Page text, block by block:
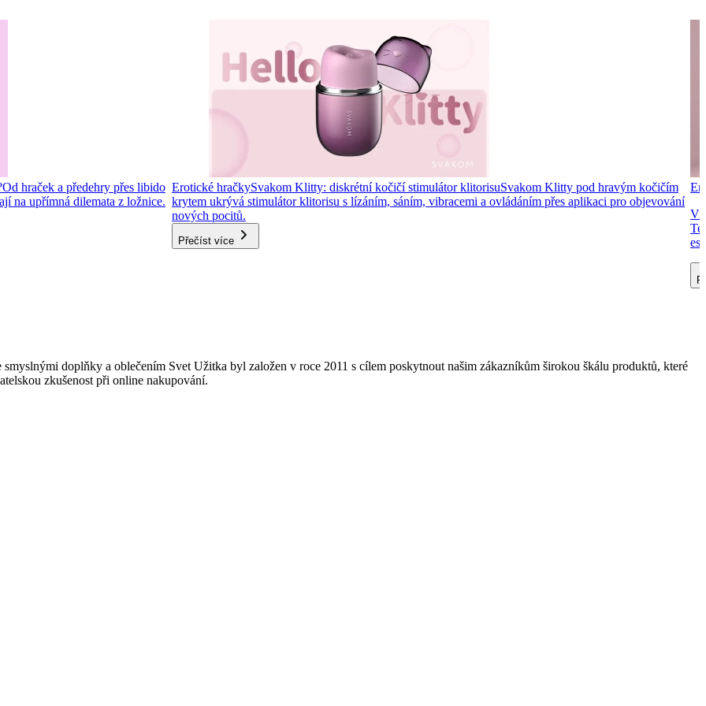
Od hraček a předehry přes libido
na upřímná dilemata z ložnice.
Erotické hračkySvakom Klitty: diskrétní kočičí stimulátor klitorisuSvakom Klitty pod hravým kočičím
krytem ukrývá stimulátor klitorisu s lízáním, sáním, vibracemi a ovládáním přes aplikaci pro objevování
nových pocitů.
Přečíst více
smyslnými doplňky a oblečením Svet Užitka byl založen v roce 2011 s cílem poskytnout našim zákazníkům širokou škálu produktů, které
zkušenost při online nakupování.